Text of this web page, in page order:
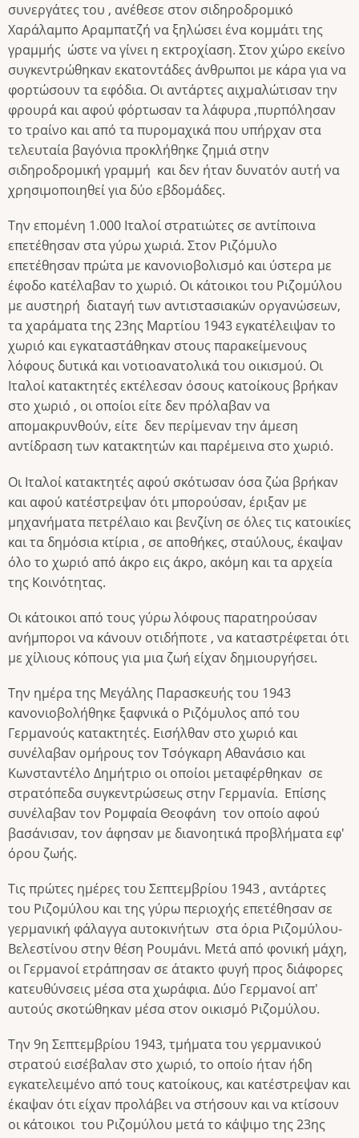
συνεργάτες του , ανέθεσε στον σιδηροδρομικό
Χαράλαμπο Αραμπατζή να ξηλώσει ένα κομμάτι της
γραμμής ώστε να γίνει η εκτροχίαση. Στον χώρο εκείνο
συγκεντρώθηκαν εκατοντάδες άνθρωποι με κάρα για να
φορτώσουν τα εφόδια. Οι αντάρτες αιχμαλώτισαν την
φρουρά και αφού φόρτωσαν τα λάφυρα ,πυρπόλησαν
το τραίνο και από τα πυρομαχικά που υπήρχαν στα
τελευταία βαγόνια προκλήθηκε ζημιά στην
σιδηροδρομική γραμμή και δεν ήταν δυνατόν αυτή να
χρησιμοποιηθεί για δύο εβδομάδες.
Την επομένη 1.000 Ιταλοί στρατιώτες σε αντίποινα
επετέθησαν στα γύρω χωριά. Στον Ριζόμυλο
επετέθησαν πρώτα με κανονιοβολισμό και ύστερα με
έφοδο κατέλαβαν το χωριό. Οι κάτοικοι του Ριζομύλου
με αυστηρή διαταγή των αντιστασιακών οργανώσεων,
τα χαράματα της 23ης Μαρτίου 1943 εγκατέλειψαν το
χωριό και εγκαταστάθηκαν στους παρακείμενους
λόφους δυτικά και νοτιοανατολικά του οικισμού. Οι
Ιταλοί κατακτητές εκτέλεσαν όσους κατοίκους βρήκαν
στο χωριό , οι οποίοι είτε δεν πρόλαβαν να
απομακρυνθούν, είτε δεν περίμεναν την άμεση
αντίδραση των κατακτητών και παρέμεινα στο χωριό.
Οι Ιταλοί κατακτητές αφού σκότωσαν όσα ζώα βρήκαν
και αφού κατέστρεψαν ότι μπορούσαν, έριξαν με
μηχανήματα πετρέλαιο και βενζίνη σε όλες τις κατοικίες
και τα δημόσια κτίρια , σε αποθήκες, σταύλους, έκαψαν
όλο το χωριό από άκρο εις άκρο, ακόμη και τα αρχεία
της Κοινότητας.
Οι κάτοικοι από τους γύρω λόφους παρατηρούσαν
ανήμποροι να κάνουν οτιδήποτε , να καταστρέφεται ότι
με χίλιους κόπους για μια ζωή είχαν δημιουργήσει.
Την ημέρα της Μεγάλης Παρασκευής του 1943
κανονιοβολήθηκε ξαφνικά ο Ριζόμυλος από του
Γερμανούς κατακτητές. Εισήλθαν στο χωριό και
συνέλαβαν ομήρους τον Τσόγκαρη Αθανάσιο και
Κωνσταντέλο Δημήτριο οι οποίοι μεταφέρθηκαν σε
στρατόπεδα συγκεντρώσεως στην Γερμανία. Επίσης
συνέλαβαν τον Ρομφαία Θεοφάνη τον οποίο αφού
βασάνισαν, τον άφησαν με διανοητικά προβλήματα εφ'
όρου ζωής.
Τις πρώτες ημέρες του Σεπτεμβρίου 1943 , αντάρτες
του Ριζομύλου και της γύρω περιοχής επετέθησαν σε
γερμανική φάλαγγα αυτοκινήτων στα όρια Ριζομύλου-
Βελεστίνου στην θέση Ρουμάνι. Μετά από φονική μάχη,
οι Γερμανοί ετράπησαν σε άτακτο φυγή προς διάφορες
κατευθύνσεις μέσα στα χωράφια. Δύο Γερμανοί απ'
αυτούς σκοτώθηκαν μέσα στον οικισμό Ριζομύλου.
Την 9η Σεπτεμβρίου 1943, τμήματα του γερμανικού
στρατού εισέβαλαν στο χωριό, το οποίο ήταν ήδη
εγκατελειμένο από τους κατοίκους, και κατέστρεψαν και
έκαψαν ότι είχαν προλάβει να στήσουν και να κτίσουν
οι κάτοικοι του Ριζομύλου μετά το κάψιμο της 23ης